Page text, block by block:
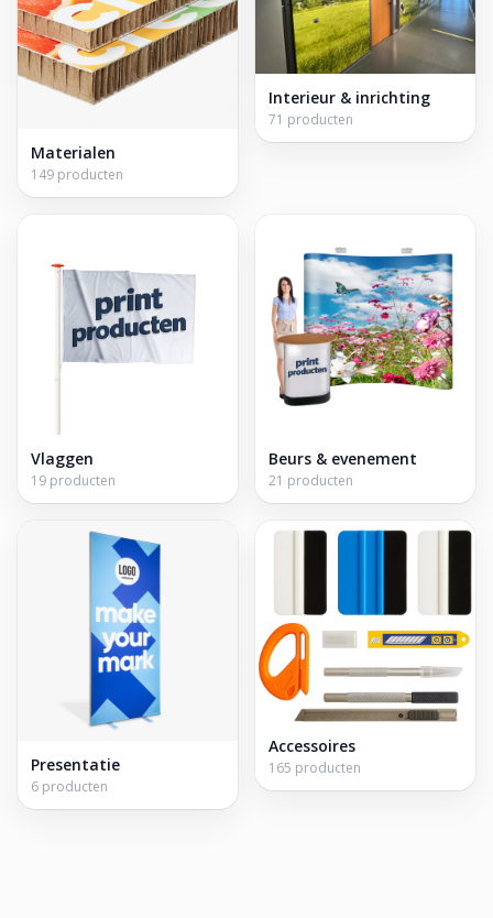
Materialen
149 producten
Interieur & inrichting
71 producten
Vlaggen
19 producten
Beurs & evenement
21 producten
Presentatie
6 producten
Accessoires
165 producten